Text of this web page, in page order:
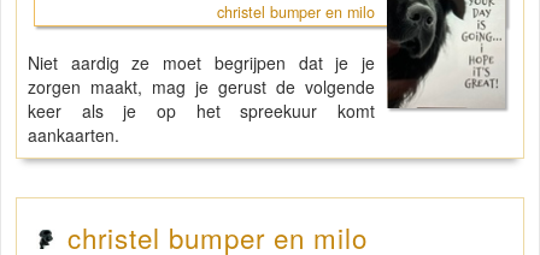
christel bumper en milo
Niet aardig ze moet begrijpen dat je je
zorgen maakt, mag je gerust de volgende
keer als je op het spreekuur komt
aankaarten.
christel bumper en milo